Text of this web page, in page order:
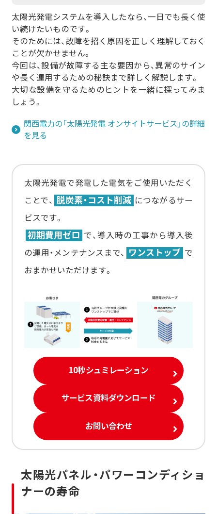
発
その他の採用事例を見る
株式会社 ニチレイ ロジグループ本
社
安否確認システム
地方独立行政法人
その他の採用事例を見る
太陽光発電システムを導入したなら、一日でも長く使
い続けたいものです。
そのためには、故障を招く原因を正しく理解しておく
ことが欠かせません。
今回は、設備が故障する主な要因から、異常のサイン
や長く運用するための秘訣まで詳しく解説します。
大切な設備を守るためのヒントを一緒に探ってみま
しょう。
関西電力の「太陽光発電 オンサイトサービス」の詳細
を見る
太陽光発電で発電した電気をご使用いただく
ことで、 脱炭素・コスト削減 につながるサー
ビスです。
初期費用ゼロ で、導入時の工事から導入後
の運用・メンテナンスまで、 ワンストップ で
おまかせいただけます。
10秒シュミレーション
サービス資料ダウンロード
お問い合わせ
太陽光パネル・パワーコンディショ
ナーの寿命